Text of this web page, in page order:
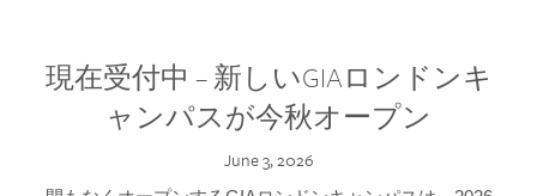
現在受付中 – 新しいGIAロンドンキ
ャンパスが今秋オープン
June 3, 2026